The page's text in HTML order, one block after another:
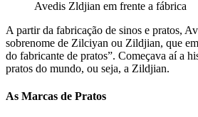
Avedis Zldjian em frente a fábrica
A partir da fabricação de sinos e pratos,
sobrenome de Zilciyan ou Zildjian, que
do fabricante de pratos”. Começava aí a
pratos do mundo, ou seja, a Zildjian.
As Marcas de Pratos